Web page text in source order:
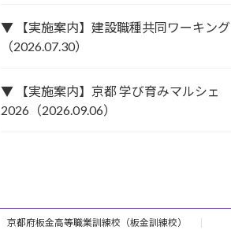
▼ 【実施案内】建設職種共同ワーキング
（2026.07.30）
▼ 【実施案内】京都 学び育みマルシェ
2026（2026.09.06）
京都府板金高等職業訓練校（板金訓練校）